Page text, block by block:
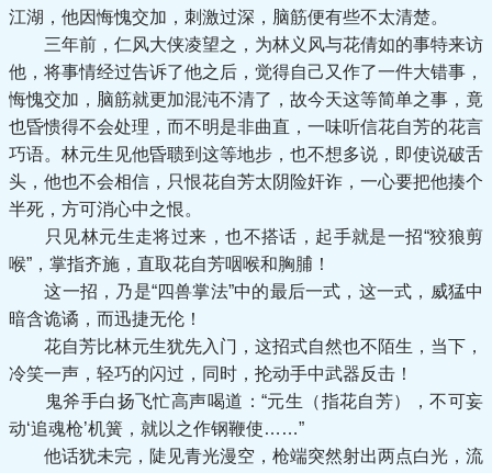
江湖，他因悔愧交加，刺激过深，脑筋便有些不太清楚。
三年前，仁风大侠凌望之，为林义风与花倩如的事特来访
他，将事情经过告诉了他之后，觉得自己又作了一件大错事，
悔愧交加，脑筋就更加混沌不清了，故今天这等简单之事，竟
也昏愦得不会处理，而不明是非曲直，一味听信花自芳的花言
巧语。林元生见他昏聩到这等地步，也不想多说，即使说破舌
头，他也不会相信，只恨花自芳太阴险奸诈，一心要把他揍个
半死，方可消心中之恨。
只见林元生走将过来，也不搭话，起手就是一招“狡狼剪
喉”，掌指齐施，直取花自芳咽喉和胸脯！
这一招，乃是“四兽掌法”中的最后一式，这一式，威猛中
暗含诡谲，而迅捷无伦！
花自芳比林元生犹先入门，这招式自然也不陌生，当下，
冷笑一声，轻巧的闪过，同时，抡动手中武器反击！
鬼斧手白扬飞忙高声喝道：“元生（指花自芳），不可妄
动‘追魂枪’机簧，就以之作钢鞭使……”
他话犹未完，陡见青光漫空，枪端突然射出两点白光，流